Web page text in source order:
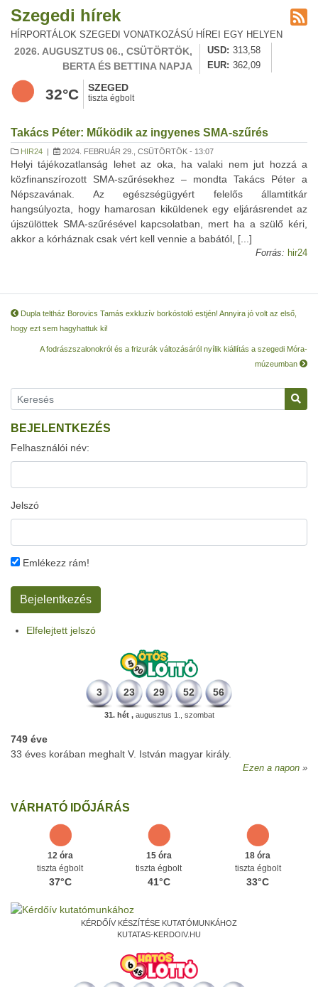
Szegedi hírek
HÍRPORTÁLOK SZEGEDI VONATKOZÁSÚ HÍREI EGY HELYEN
2026. AUGUSZTUS 06., CSÜTÖRTÖK,
BERTA ÉS BETTINA NAPJA
USD
313,58
EUR
362,09
32°C SZEGED
tiszta égbolt
Takács Péter: Működik az ingyenes SMA-szűrés
HIR24 | 2024. FEBRUÁR 29., CSÜTÖRTÖK - 13:07
Helyi tájékozatlanság lehet az oka, ha valaki nem jut hozzá a
közfinanszírozott SMA-szűrésekhez – mondta Takács Péter a
Népszavának. Az egészségügyért felelős államtitkár
hangsúlyozta, hogy hamarosan kiküldenek egy eljárásrendet az
újszülöttek SMA-szűrésével kapcsolatban, mert ha a szülő kéri,
akkor a kórháznak csak vért kell vennie a babától, [...]
Forrás: hir24
Dupla teltház Borovics Tamás exkluzív borkóstoló estjén! Annyira jó volt az első,
hogy ezt sem hagyhattuk ki!
A fodrászszalonokról és a frizurák változásáról nyílik kiállítás a szegedi Móra-
múzeumban
BEJELENTKEZÉS
Felhasználói név:
Jelszó
Emlékezz rám!
Elfelejtett jelszó
3 23 29 52 56
31. hét ,augusztus 1., szombat
749 éve
33 éves korában meghalt V. István magyar király.
Ezen a napon
VÁRHATÓ IDŐJÁRÁS
12 óra
tiszta égbolt
37°C
15 óra
tiszta égbolt
41°C
18 óra
tiszta égbolt
33°C
KÉRDŐÍV KÉSZÍTÉSE KUTATÓMUNKÁHOZ
KUTATAS-KERDOIV.HU